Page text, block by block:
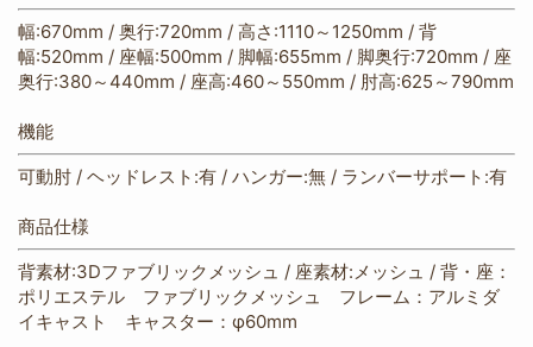
幅:670mm / 奥行:720mm / 高さ:1110～1250mm / 背
幅:520mm / 座幅:500mm / 脚幅:655mm / 脚奥行:720mm / 座
奥行:380～440mm / 座高:460～550mm / 肘高:625～790mm
機能
可動肘 / ヘッドレスト:有 / ハンガー:無 / ランバーサポート:有
商品仕様
背素材:3Dファブリックメッシュ / 座素材:メッシュ / 背・座：
ポリエステル ファブリックメッシュ フレーム：アルミダ
イキャスト キャスター：φ60mm